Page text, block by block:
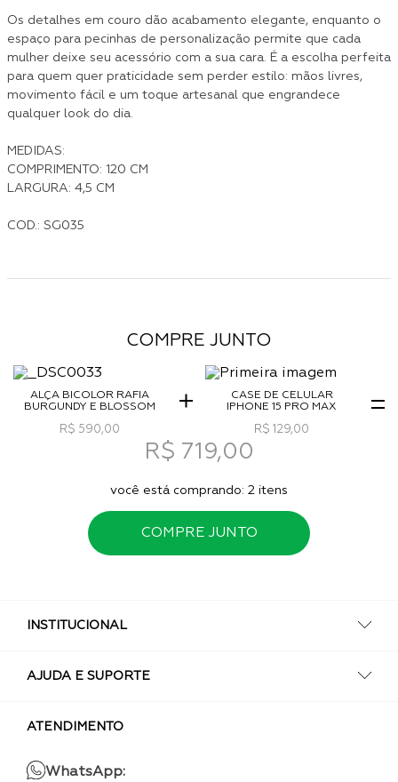
Os detalhes em couro dão acabamento elegante, enquanto o
espaço para pecinhas de personalização permite que cada
mulher deixe seu acessório com a sua cara. É a escolha perfeita
para quem quer praticidade sem perder estilo: mãos livres,
movimento fácil e um toque artesanal que engrandece
qualquer look do dia.
MEDIDAS:
COMPRIMENTO: 120 CM
LARGURA: 4,5 CM
COD.: SG035
COMPRE JUNTO
ALÇA BICOLOR RÁFIA
BURGUNDY E BLOSSOM
R$ 590,00
CASE DE CELULAR
IPHONE 15 PRO MAX
R$ 129,00
R$ 719,00
você está comprando: 2 itens
COMPRE JUNTO
INSTITUCIONAL
AJUDA E SUPORTE
ATENDIMENTO
WhatsApp: